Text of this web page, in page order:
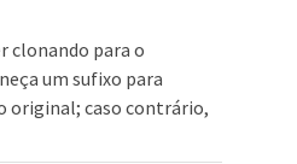
clonando para o
um sufixo para
original; caso contrário,